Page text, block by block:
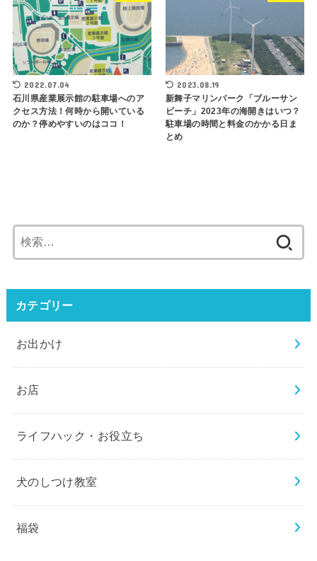
2022.07.04
石川県産業展示館の駐車場へのア
クセス方法！何時から開いている
のか？停めやすいのはココ！
2023.08.19
新舞子マリンパーク「ブルーサン
ビーチ」2023年の海開きはいつ？
駐車場の時間と料金のかかる日ま
とめ
お出かけ